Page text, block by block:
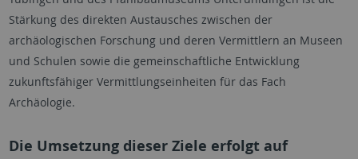
Stärkung des direkten Austausches zwischen der
archäologischen Forschung und deren Vermittlern an Museen
und Schulen sowie die gemeinschaftliche Entwicklung
zukunftsfähiger Vermittlungseinheiten für das Fach
Archäologie.
Die Umsetzung dieser Ziele erfolgt auf